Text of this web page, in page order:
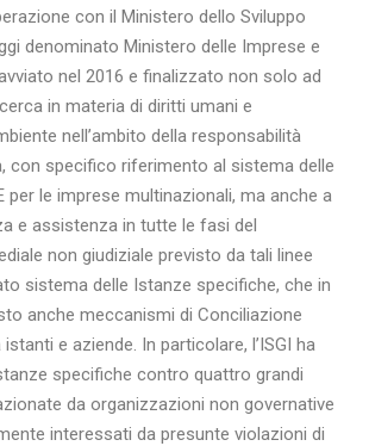
con il Ministero dello Sviluppo
denominato Ministero delle Imprese e
nel 2016 e finalizzato non solo ad
in materia di diritti umani e
nell’ambito della responsabilità
con specifico riferimento al sistema delle
per le imprese multinazionali, ma anche a
e assistenza in tutte le fasi del
non giudiziale previsto da tali linee
sistema delle Istanze specifiche, che in
anche meccanismi di Conciliazione
e aziende. In particolare, l’ISGI ha
specifiche contro quattro grandi
da organizzazioni non governative
interessati da presunte violazioni di